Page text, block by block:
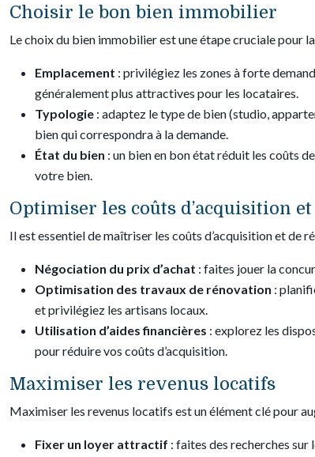
Choisir le bon bien immobilier
Le choix du bien immobilier est une étape cruciale pour
Emplacement : privilégiez les zones à forte
généralement plus attractives pour les locataires.
Typologie : adaptez le type de bien (studio,
bien qui correspondra à la demande.
État du bien : un bien en bon état réduit les coûts
votre bien.
Optimiser les coûts d’acquisition
Il est essentiel de maîtriser les coûts d’acquisition et
Négociation du prix d’achat : faites jouer la
Optimisation des travaux de rénovation :
et privilégiez les artisans locaux.
Utilisation d’aides financières : explorez les
pour réduire vos coûts d’acquisition.
Maximiser les revenus locatifs
Maximiser les revenus locatifs est un élément clé pour
Fixer un loyer attractif : faites des recherches